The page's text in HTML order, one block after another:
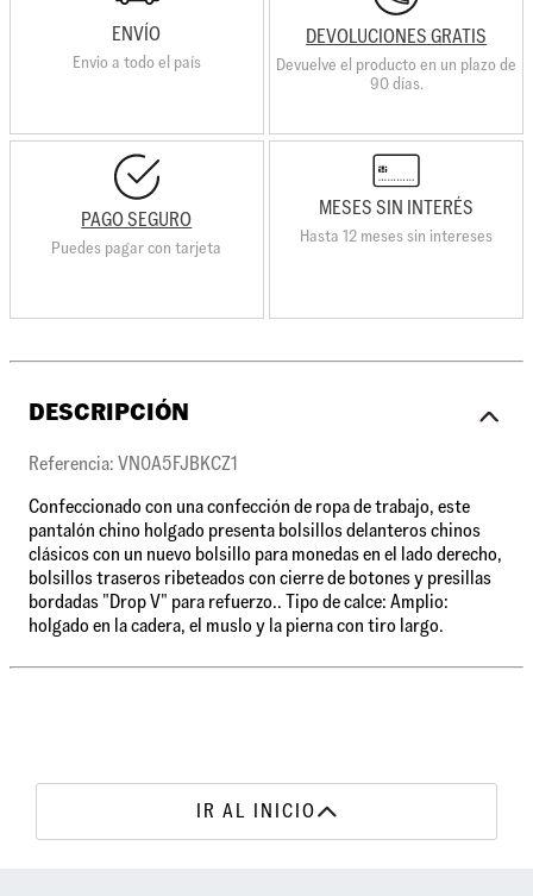
ENVÍO
Envio a todo el país
DEVOLUCIONES GRATIS
Devuelve el producto en un plazo de
90 días.
PAGO SEGURO
Puedes pagar con tarjeta
MESES SIN INTERÉS
Hasta 12 meses sin intereses
DESCRIPCIÓN
Referencia: VN0A5FJBKCZ1
Confeccionado con una confección de ropa de trabajo, este
pantalón chino holgado presenta bolsillos delanteros chinos
clásicos con un nuevo bolsillo para monedas en el lado derecho,
bolsillos traseros ribeteados con cierre de botones y presillas
bordadas "Drop V" para refuerzo.. Tipo de calce: Amplio:
holgado en la cadera, el muslo y la pierna con tiro largo.
IR AL INICIO